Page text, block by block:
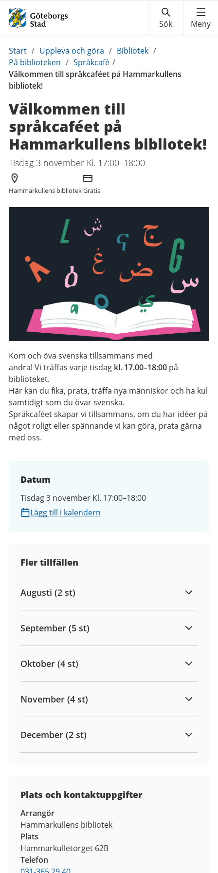
Du
är
här:
Start / Uppleva och göra / Bibliotek /
På biblioteken / Språkcafé /
Välkommen till språkcaféet på Hammarkullens
bibliotek!
Välkommen till
språkcaféet på
Hammarkullens bibliotek!
Tisdag 3 november Kl. 17:00–18:00
Arrangör
Hammarkullens bibliotek
Kostnad
Gratis
Kom och öva svenska tillsammans med
andra! Vi träffas varje tisdag kl. 17.00–18:00 på
biblioteket.
Här kan du fika, prata, träffa nya människor och ha kul
samtidigt som du övar svenska.
Språkcaféet skaparvi tillsammans, om du har idéer på
något roligt eller spännandevi kan göra, prata gärna
med oss.
Datum
Tisdag 3 november Kl. 17:00–18:00
Lägg till i kalendern
Fler tillfällen
Augusti (2 st)
September (5 st)
Oktober (4 st)
November (4 st)
December (2 st)
Plats och kontaktuppgifter
Arrangör
Hammarkullens bibliotek
Plats
Hammarkulletorget 62B
Telefon